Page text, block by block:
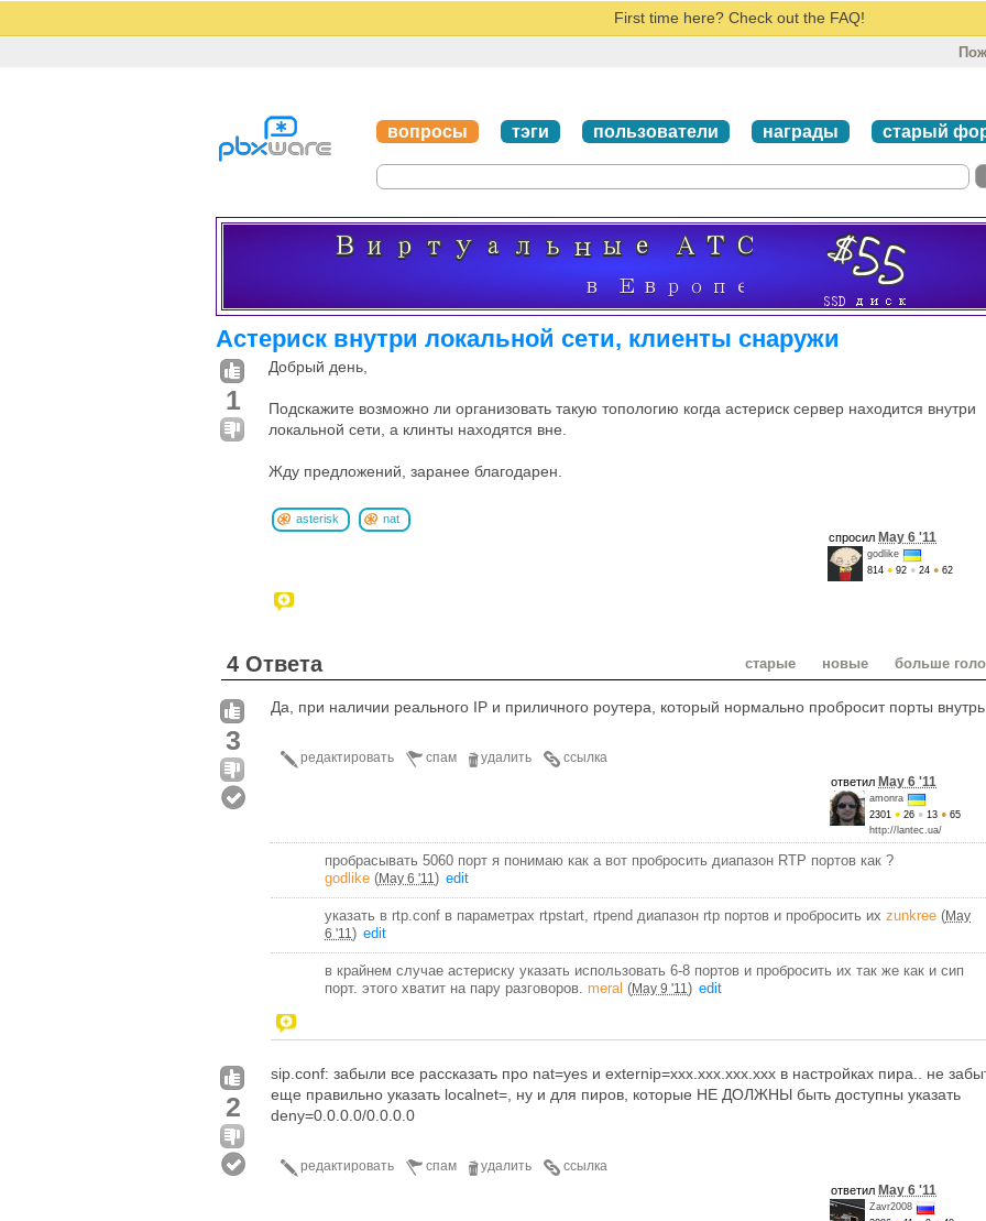
First time here? Check out the FAQ!
вопросы тэги пользователи награды старый
Астериск внутри локальной сети, клиенты снаружи
1
Добрый день,
Подскажите возможно ли организовать такую топологию когда астериск сервер находится внутри
локальной сети, а клинты находятся вне.
Жду предложений, заранее благодарен.
asterisk
nat
спросил May 6 '11
godlike
814 ● 92 ● 24 ● 62
4 Ответа старые новые больше
3
Да, при наличии реального IP и приличного роутера, который нормально пробросит порты внутрь
ссылка
удалить
спам
редактировать
ответил May 6 '11
amonra
2301 ● 26 ● 13 ● 65
http://lantec.ua/
пробрасывать 5060 порт я понимаю как а вот пробросить диапазон RTP портов как ?
godlike (May 6 '11 ) edit
указать в rtp.conf в параметрах rtpstart, rtpend диапазон rtp портов и пробросить их zunkree (May
6 '11 ) edit
в крайнем случае астериску указать использовать 6-8 портов и пробросить их так же как и сип
порт. этого хватит на пару разговоров. meral (May 9 '11 ) edit
2
sip.conf: забыли все рассказать про nat=yes и externip=xxx.xxx.xxx.xxx в настройках пира.. не
еще правильно указать localnet=, ну и для пиров, которые НЕ ДОЛЖНЫ быть доступны указать
deny=0.0.0.0/0.0.0.0
ссылка
удалить
спам
редактировать
ответил May 6 '11
Zavr2008